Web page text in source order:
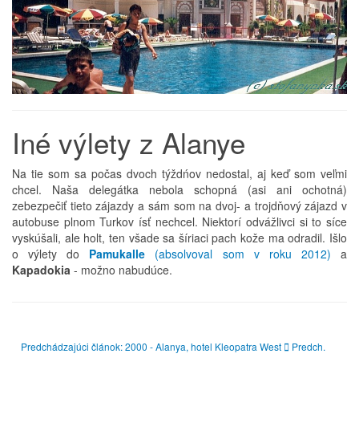
Iné výlety z Alanye
Na tie som sa počas dvoch týždńov nedostal, aj keď som veľmi
chcel. Naša delegátka nebola schopná (asi ani ochotná)
zebezpečiť tieto zájazdy a sám som na dvoj- a trojdňový zájazd v
autobuse plnom Turkov ísť nechcel. Niektorí odvážlivci si to síce
vyskúšali, ale holt, ten všade sa šíriaci pach kože ma odradil. Išlo
o výlety do Pamukalle (absolvoval som v roku 2012)a
Kapadokia - možno nabudúce.
Predchádzajúci článok: 2000 - Alanya, hotel Kleopatra West Predch.